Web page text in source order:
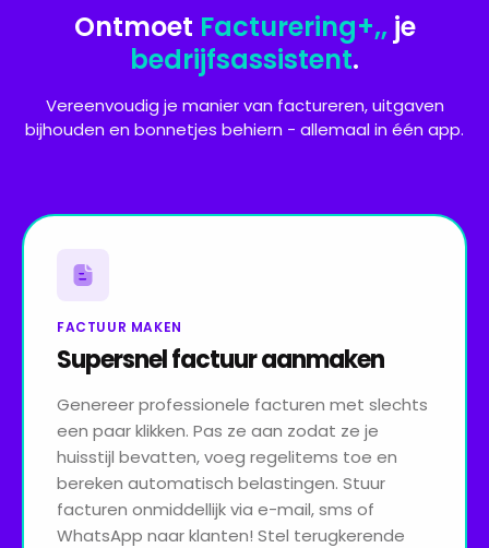
Ontmoet Facturering+,,je
bedrijfsassistent.
Vereenvoudig je manier van factureren, uitgaven
bijhouden en bonnetjes behiern - allemaal in één app.
FACTUUR MAKEN
Supersnel factuur aanmaken
Genereer professionele facturen met slechts
een paar klikken. Pas ze aan zodat ze je
huisstijl bevatten, voeg regelitems toe en
bereken automatisch belastingen. Stuur
facturen onmiddellijk via e-mail, sms of
WhatsApp naar klanten! Stel terugkerende